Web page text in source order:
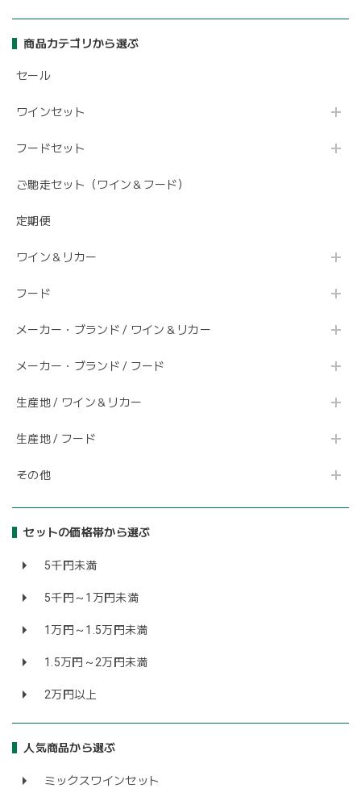
商品カテゴリから選ぶ
セール
ワインセット
フードセット
ご馳走セット（ワイン＆フード）
定期便
ワイン＆リカー
フード
メーカー・ブランド / ワイン＆リカー
メーカー・ブランド / フード
生産地 / ワイン＆リカー
生産地 / フード
その他
セットの価格帯から選ぶ
5千円未満
5千円～1万円未満
1万円～1.5万円未満
1.5万円～2万円未満
2万円以上
人気商品から選ぶ
ミックスワインセット